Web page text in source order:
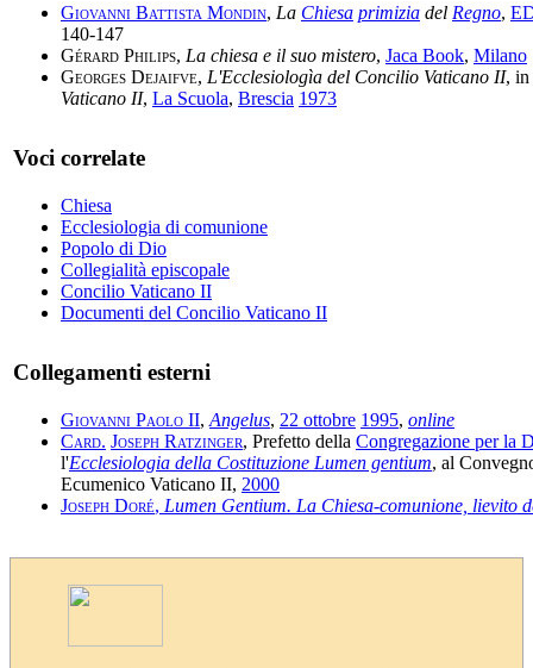
Giovanni Battista Mondin, La Chiesa primizia del Regno,
140-147
Gérard Philips, La chiesa e il suo mistero, Jaca Book, Milano
Georges Dejaifve, L'Ecclesiologìa del Concilio Vaticano II, in
Vaticano II, La Scuola, Brescia 1973
Voci correlate
Chiesa
Ecclesiologia di comunione
Popolo di Dio
Collegialità episcopale
Concilio Vaticano II
Documenti del Concilio Vaticano II
Collegamenti esterni
Giovanni Paolo II, Angelus, 22 ottobre 1995, online
Card. Joseph Ratzinger, Prefetto della Congregazione per la
l'Ecclesiologia della Costituzione Lumen gentium, al
Ecumenico Vaticano II, 2000
Joseph Doré, Lumen Gentium. La Chiesa-comunione, lievito